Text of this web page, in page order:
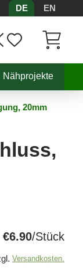
DE
EN
Nähprojekte
20mm
€6.90/Stück
Versandkosten.